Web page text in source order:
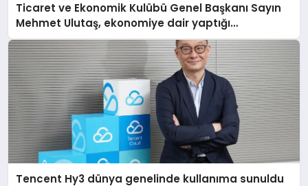
Ticaret ve Ekonomik Kulübü Genel Başkanı Sayın
Mehmet Ulutaş, ekonomiye dair yaptığı
açıklamada şunları kaydetti:
Tencent Hy3 dünya genelinde kullanıma sunuldu